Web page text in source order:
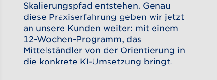
Skalierungspfad entstehen. Genau
diese Praxiserfahrung geben wir jetzt
an unsere Kunden weiter: mit einem
12-Wochen-Programm, das
Mittelständler von der Orientierung in
die konkrete KI-Umsetzung bringt.